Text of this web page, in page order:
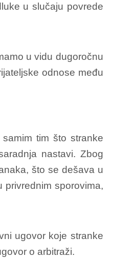
u slučaju povrede
u vidu dugoročnu
odnose među
tim što stranke
nastavi. Zbog
što se dešava u
privrednim sporovima,
ugovor koje stranke
o arbitraži.